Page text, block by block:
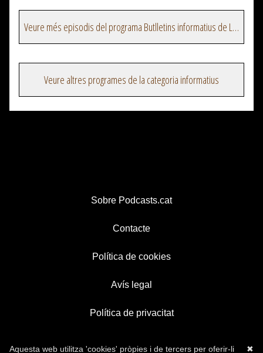
Veure més episodis del programa Butlletins informatius de La Xarxa
Veure altres programes de la categoria informatius
Sobre Podcasts.cat
Contacte
Política de cookies
Avís legal
Política de privacitat
✖
Aquesta web utilitza 'cookies' pròpies i de tercers per oferir-li